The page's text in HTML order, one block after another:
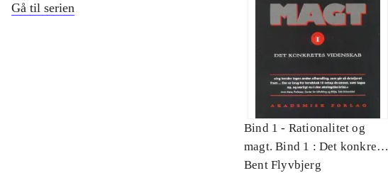
Gå til serien
Bind 1 - Rationalitet og
magt. Bind 1 : Det konkretes
videnskab
Bent Flyvbjerg